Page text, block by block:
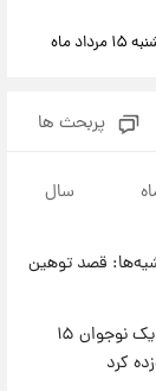
فال حافظ پنجشنبه ۱۵ مرداد ماه
فال قهوه روزانه پنجشنبه ۱۵ مرداد
پربحث ها
سال
قصد توهین
راز طول عمر انسان در دستان یک نوجوان ۱۵
کرد